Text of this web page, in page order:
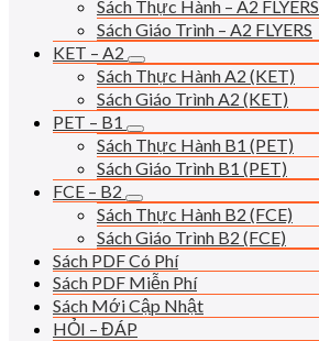
Sách Thực Hành – A2 FLYERS
Sách Giáo Trình – A2 FLYERS
KET – A2
Sách Thực Hành A2 (KET)
Sách Giáo Trình A2 (KET)
PET – B1
Sách Thực Hành B1 (PET)
Sách Giáo Trình B1 (PET)
FCE – B2
Sách Thực Hành B2 (FCE)
Sách Giáo Trình B2 (FCE)
Sách PDF Có Phí
Sách PDF Miễn Phí
Sách Mới Cập Nhật
HỎI – ĐÁP